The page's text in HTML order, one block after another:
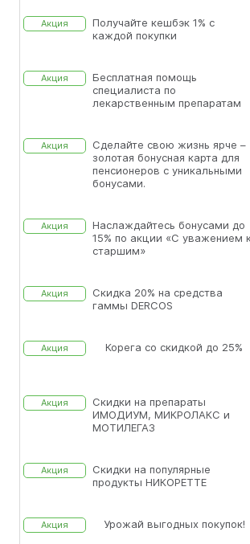
Акция
Получайте кешбэк 1% с
каждой покупки
Акция
Бесплатная помощь
специалиста по
лекарственным препаратам
Акция
Сделайте свою жизнь ярче –
золотая бонусная карта для
пенсионеров с уникальными
бонусами.
Акция
Наслаждайтесь бонусами до
15% по акции «С уважением
старшим»
Акция
Скидка 20% на средства
гаммы DERCOS
Акция Корега со скидкой до 25%
Акция
Скидки на препараты
ИМОДИУМ, МИКРОЛАКС и
МОТИЛЕГАЗ
Акция
Скидки на популярные
продукты НИКОРЕТТЕ
Акция Урожай выгодных покупок!